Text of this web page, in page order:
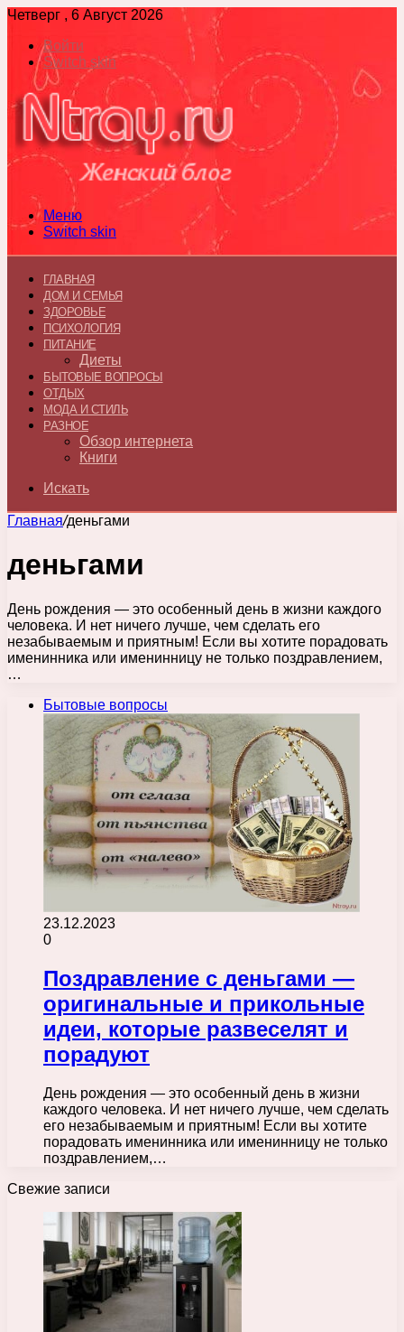
Четверг , 6 Август 2026
Войти
Switch skin
Меню
Switch skin
ГЛАВНАЯ
ДОМ И СЕМЬЯ
ЗДОРОВЬЕ
ПСИХОЛОГИЯ
ПИТАНИЕ
Диеты
БЫТОВЫЕ ВОПРОСЫ
ОТДЫХ
МОДА И СТИЛЬ
РАЗНОЕ
Обзор интернета
Книги
Искать
Главная/деньгами
деньгами
День рождения — это особенный день в жизни каждого
человека. И нет ничего лучше, чем сделать его
незабываемым и приятным! Если вы хотите порадовать
именинника или именинницу не только поздравлением,
…
Бытовые вопросы
23.12.2023
0
Поздравление с деньгами —
оригинальные и прикольные
идеи, которые развеселят и
порадуют
День рождения — это особенный день в жизни
каждого человека. И нет ничего лучше, чем сделать
его незабываемым и приятным! Если вы хотите
порадовать именинника или именинницу не только
поздравлением,…
Свежие записи